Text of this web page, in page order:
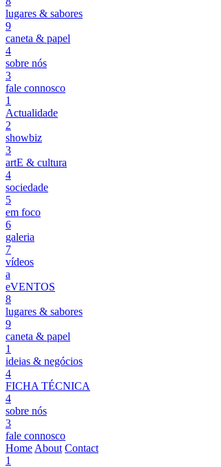
lugares & sabores
9
caneta & papel
4
sobre nós
3
fale connosco
1
Actualidade
2
showbiz
3
artE & cultura
4
sociedade
5
em foco
6
galeria
7
vídeos
a
eVENTOS
8
lugares & sabores
9
caneta & papel
1
ideias & negócios
4
FICHA TÉCNICA
4
sobre nós
3
fale connosco
Home About Contact
1